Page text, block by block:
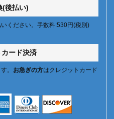
(後払い)
ください。手数料:530円(税別)
ード決済
。 お急ぎの方はクレジットカード